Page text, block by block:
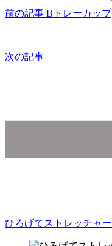
前の記事 Bトレーカップ
次の記事
ひろげてストレッチャー